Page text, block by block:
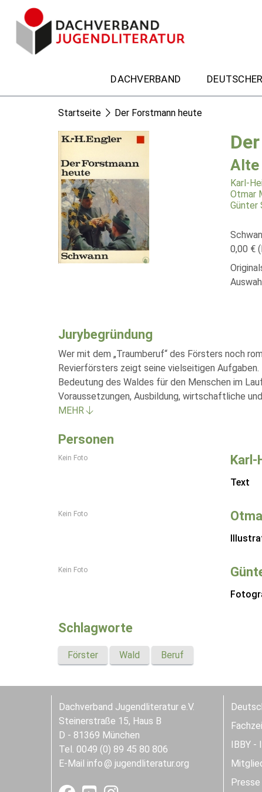
DACHVERBAND
Startseite Der Forstmann heute
Alte
Karl-
Otmar
Günter
0,00 €
Jurybegründung
Wer mit dem „Traumberuf“ des Försters noch
Revierförsters zeigt seine vielseitigen Aufgaben.
Bedeutung des Waldes für den Menschen im
Voraussetzungen, Ausbildung, wirtschaftliche und
MEHR
Personen
Kein Foto Karl-
Text
Kein Foto
Kein Foto
Schlagworte
Förster Wald Beruf
Dachverband Jugendliteratur e.V.
Steinerstraße 15, Haus B
D - 81369 München
Tel. 0049 (0) 89 45 80 806
E-Mail info jugendliteratur.org
IBBY -
Presse